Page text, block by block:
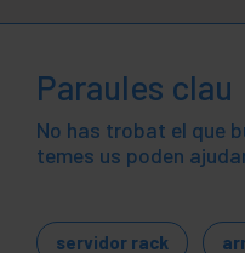
Paraules clau
No has trobat el que
temes us poden
servidor rack